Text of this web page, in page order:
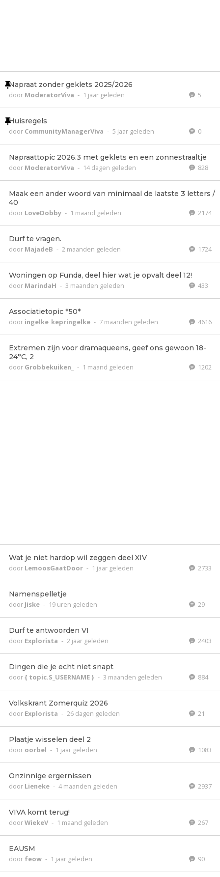
Napraat zonder geklets 2025/2026
door ModeratorViva - 1 jaar geleden 5
Huisregels
door CommunityManagerViva - 5 jaar geleden 0
Napraattopic 2026.3 met geklets en een zonnestraaltje
door ModeratorViva - 14 dagen geleden 828
Maak een ander woord van minimaal de laatste 3 letters /
40
door LoveDobby - 1 maand geleden 2174
Durf te vragen.
door MajadeB - 2 maanden geleden 1724
Woningen op Funda, deel hier wat je opvalt deel 12!
door MarindaH - 3 maanden geleden 433
Associatietopic *50*
door ingelke_kepringelke - 7 maanden geleden 4616
Extremen zijn voor dramaqueens, geef ons gewoon 18-
24°C, 2
door Grobbekuiken_ - 1 maand geleden 1202
Wat je niet hardop wil zeggen deel XIV
door LemoosGaatDoor - 1 jaar geleden 2733
Namenspelletje
door Jiske - 19 uren geleden 29
Durf te antwoorden VI
door Explorista - 2 jaar geleden 2403
Dingen die je echt niet snapt
door{ topic.S_USERNAME } - 3 maanden geleden 884
Volkskrant Zomerquiz 2026
door Explorista - 26 dagen geleden 21
Plaatje wisselen deel 2
door oorbel - 1 jaar geleden 1083
Onzinnige ergernissen
door Lieneke - 4 maanden geleden 2937
VIVA komt terug!
doorWiekeV - 1 maand geleden 267
EAUSM
door feow - 1 jaar geleden 90